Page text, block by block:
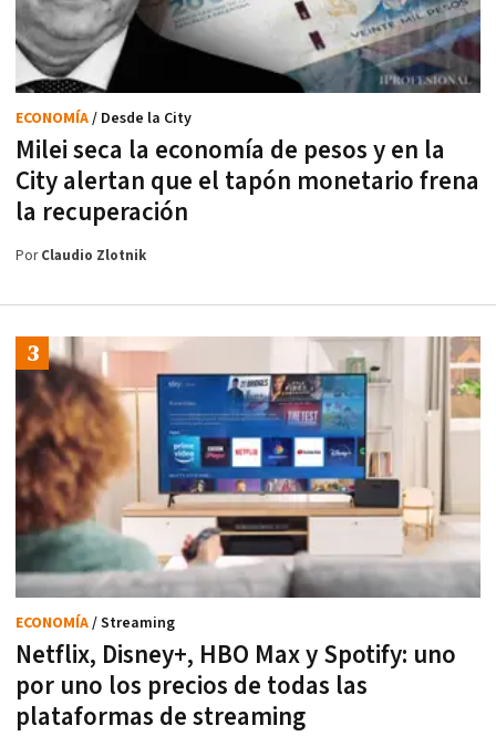
Milei seca la economía de pesos y en la
City alertan que el tapón monetario frena
la recuperación
ECONOMÍA/ Desde la City
PorClaudio Zlotnik
Netflix, Disney+, HBO Max y Spotify: uno
por uno los precios de todas las
plataformas de streaming
ECONOMÍA/ Streaming